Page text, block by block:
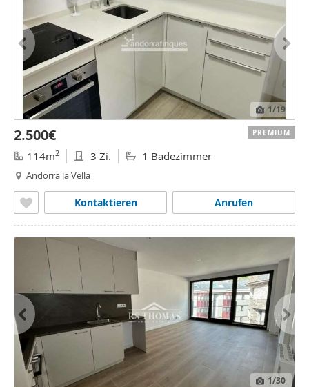
1/19
2.500€
114m2 3 Zi. 1 Badezimmer
Andorra la Vella
Anrufen
Kontaktieren
PREMIUM
1/30